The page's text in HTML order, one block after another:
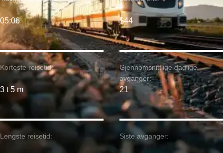
Korteste reisetid:
3 t 5 m
05:06
Lengste reisetid:
$44
Gjennomsnittlige daglige
avganger:
21
Siste avganger: